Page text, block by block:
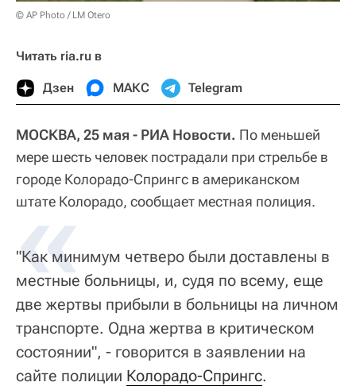
© AP Photo / LM Otero
Читать ria.ru в
Дзен МАКС Telegram
МОСКВА, 25 мая - РИА Новости. По меньшей
мере шесть человек пострадали при стрельбе в
городе Колорадо-Спрингс в американском
штате Колорадо, сообщает местная полиция.
«
"Как минимум четверо были доставлены в
местные больницы, и, судя по всему, еще
две жертвы прибыли в больницы на личном
транспорте. Одна жертва в критическом
состоянии", - говорится в заявлении на
сайте полиции Колорадо-Спрингс.